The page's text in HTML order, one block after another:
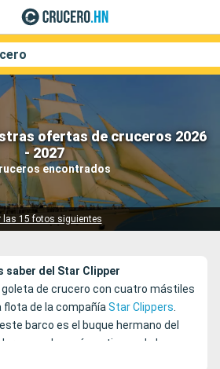
ofertas de cruceros 2026
- 2027
encontrados
las 15 fotos siguientes Compañías
saber del Star Clipper
goleta de crucero con cuatro mástiles
flota de la compañíaStar Clippers.
barco es el buque hermano del
son los más antiguos de la
entró en servicio un año después que